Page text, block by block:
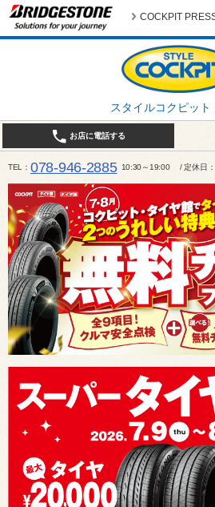
スタイルコクピット
COCKPIT
お店に電話する
TEL 078-946-2885 10:30～19:00 / 定休日